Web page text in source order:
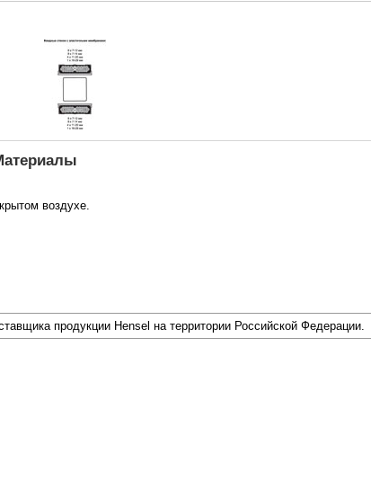
воздухе.
продукции Hensel на территории Российской Федерации.